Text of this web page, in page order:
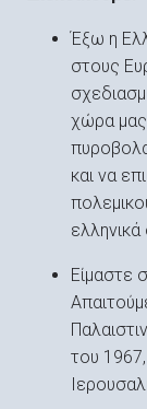
Έξω η
στους
χώρα
και να
Είμαστε
του